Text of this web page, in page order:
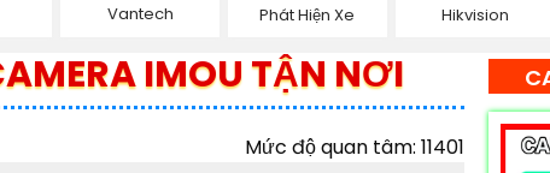
Vantech
Phát Hiện Xe
Hikvision
IMOU TẬN NƠI
Mức độ quan tâm: 11401